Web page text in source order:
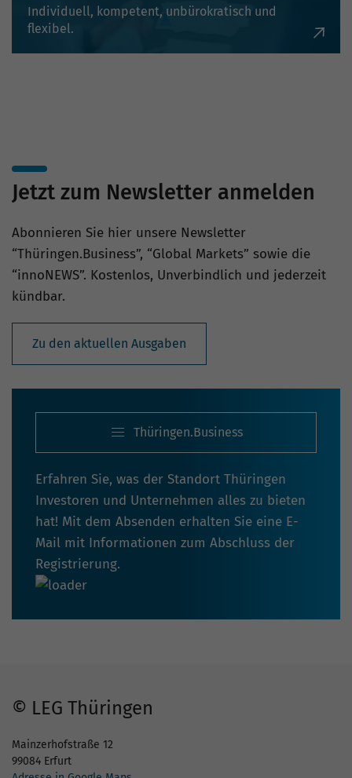
Individuell, kompetent, unbürokratisch und
flexibel.
Jetzt zum Newsletter anmelden
Abonnieren Sie hier unsere Newsletter
“Thüringen.Business”, “Global Markets” sowie die
“innoNEWS”. Kostenlos, Unverbindlich und jederzeit
kündbar.
Zu den aktuellen Ausgaben
Thüringen.Business
Erfahren Sie, was der Standort Thüringen
Investoren und Unternehmen alles zu bieten
hat! Mit dem Absenden erhalten Sie eine E-
Mail mit Informationen zum Abschluss der
Registrierung.
© LEG Thüringen
Mainzerhofstraße 12
99084 Erfurt